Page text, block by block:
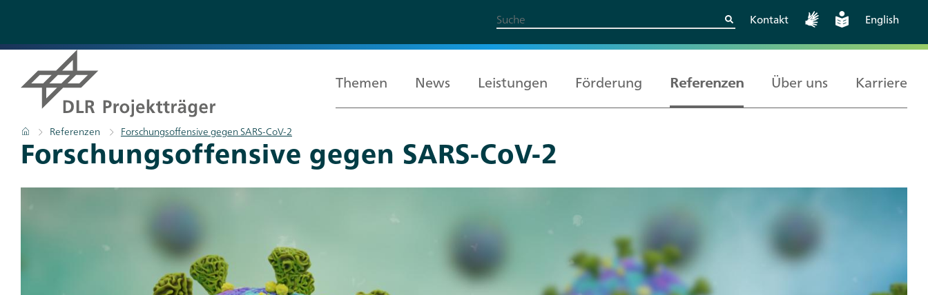
Inhalt
Kontakt English
Themen
Alle Themen
News Leistungen
Leistungen
Förderung
Förderung
Referenzen Über uns
Über uns
Karriere
Karriere
Pfadnavigation
Startseite
Referenzen Forschungsoffensive gegen SARS-CoV-2
Titel
Forschungsoffensive gegen SARS-CoV-2
Teaser